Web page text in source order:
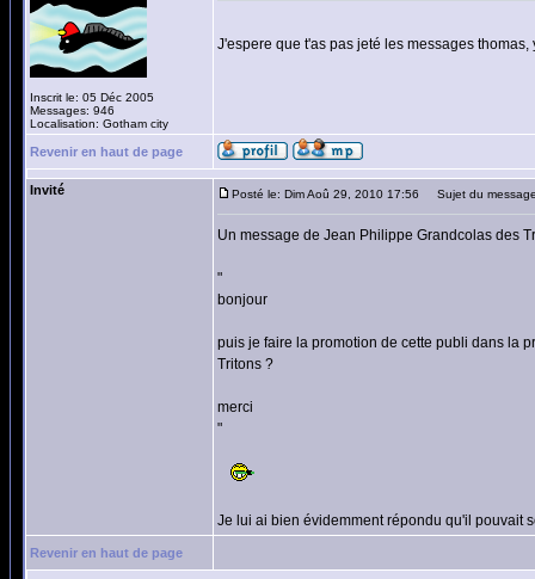
Inscrit le: 05 Déc 2005
Messages: 946
Localisation: Gotham city
J'espere que t'as pas jeté les messages
Revenir en haut de page
Invité Posté le: Dim Aoû 29, 2010 17:56 Sujet du
Un message de Jean Philippe Grandcolas des
"
bonjour
puis je faire la promotion de cette publi dans la
Tritons ?
merci
"
Je lui ai bien évidemment répondu qu'il pouvait
Revenir en haut de page